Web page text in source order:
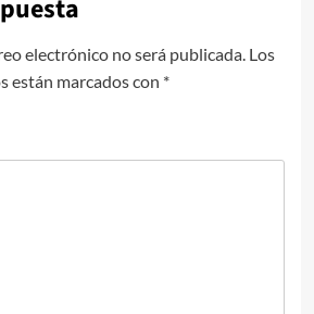
electrónico no será publicada. Los
están marcados con *